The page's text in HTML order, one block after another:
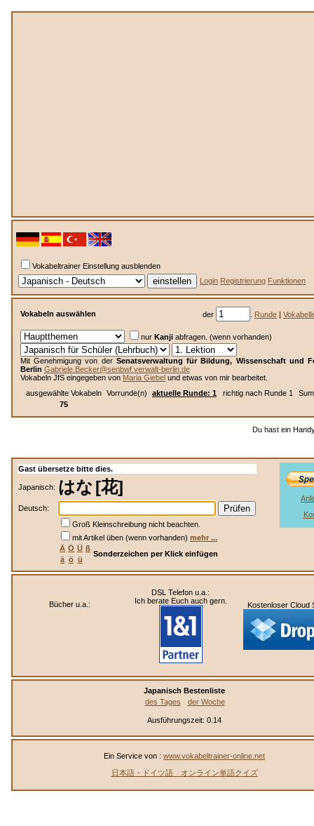
Vokabeltrainer Einstellung ausblenden
Login Registrierung Funktionen
Vokabeln auswählen der Runde |
nur Kanji abfragen. (wenn vorhanden)
Mit Genehmigung von der Senatsverwaltung für Bildung, Wissenschaft und
Berlin Gabriele.Becker@senbwf.verwalt-berlin.de
Vokabeln JfS eingegeben von Maria Giebel und etwas von mir bearbeitet.
ausgewählte Vokabeln
Vorrunde(n) aktuelle Runde: 1 richtig nach Runde 1
75
Du hast ein
Gast übersetze bitte dies.
Japanisch: はな[花]
Deutsch:
Groß Kleinschreibung nicht beachten.
mit Artikel üben (wenn vorhanden) mehr ...
Ä Ö Ü ß
Sonderzeichen per Klick einfügen
ä ö ü
Bücher u.a.:
DSL Telefon u.a.:
Ich berate Euch auch gern.
Kostenloser Cloud
Japanisch Bestenliste
des Tages
der Woche
Ausführungszeit: 0.14
Ein Service von : www.vokabeltrainer-online.net
日本語・ドイツ語 オンライン単語クイズ